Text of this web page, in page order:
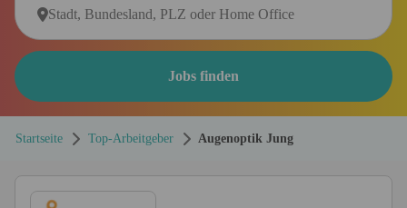
Jobs finden
Startseite Top-Arbeitgeber Augenoptik Jung